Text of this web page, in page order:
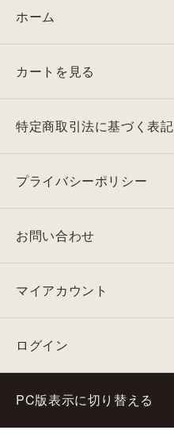
ホーム
カートを見る
特定商取引法に基づく表記
プライバシーポリシー
お問い合わせ
マイアカウント
ログイン
PC版表示に切り替える